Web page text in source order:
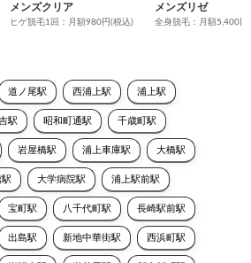
メンズクリア
ヒゲ脱毛1回：月額980円(税込)
メンズリゼ
全身脱毛：月額5,400円
道ノ尾駅 西浦上駅 浦上駅
駅 昭和町通駅 千歳町駅
岩屋橋駅 浦上車庫駅 大橋駅
大学病院駅 浦上駅前駅
宝町駅 八千代町駅 長崎駅前駅
出島駅 新地中華街駅 西浜町駅